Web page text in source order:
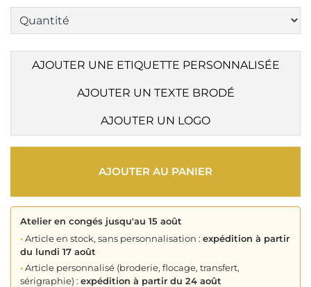
AJOUTER UNE ETIQUETTE PERSONNALISÉE
AJOUTER UN TEXTE BRODÉ
AJOUTER UN LOGO
AJOUTER AU PANIER
Atelier en congés jusqu'au 15 août
•Article en stock, sans personnalisation : expédition à partir
du lundi 17 août
•Article personnalisé (broderie, flocage, transfert,
sérigraphie) : expédition à partir du 24 août